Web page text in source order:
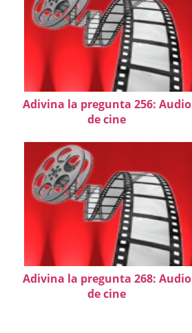
Adivina la pregunta 256: Audio
de cine
Adivina la pregunta 268: Audio
de cine